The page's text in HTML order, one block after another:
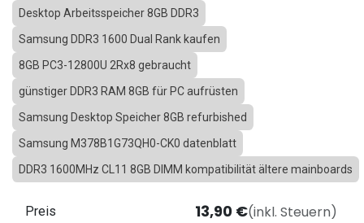
Desktop Arbeitsspeicher 8GB DDR3
Samsung DDR3 1600 Dual Rank kaufen
8GB PC3-12800U 2Rx8 gebraucht
günstiger DDR3 RAM 8GB für PC aufrüsten
Samsung Desktop Speicher 8GB refurbished
Samsung M378B1G73QH0-CK0 datenblatt
DDR3 1600MHz CL11 8GB DIMM kompatibilität ältere mainboards
Preis 13,90 €(inkl. Steuern)